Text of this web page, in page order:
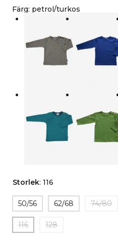
Färg: petrol/turkos
Storlek: 116
50/56 62/68 74/80
116 128